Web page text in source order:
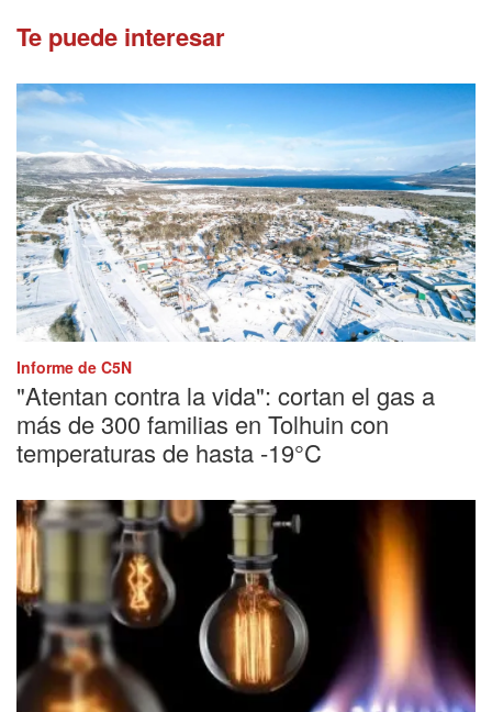
Te puede interesar
Informe de C5N
"Atentan contra la vida": cortan el gas a
más de 300 familias en Tolhuin con
temperaturas de hasta -19°C